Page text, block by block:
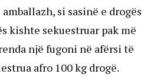
si sasinë e drogës
kishte sekuestruar pak më
një fugoni në afërsi të
afro 100 kg drogë.